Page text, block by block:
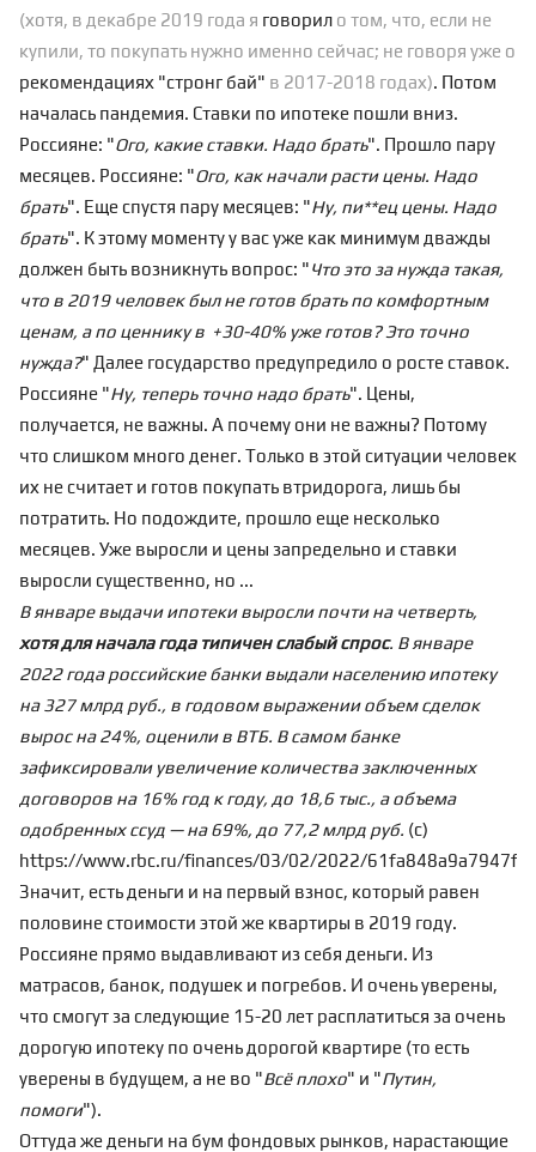
(хотя, в декабре 2019 года я говорил о том, что, если не
купили, то покупать нужно именно сейчас; не говоря уже о
рекомендациях "стронг бай" в 2017-2018 годах). Потом
началась пандемия. Ставки по ипотеке пошли вниз.
Россияне: "Ого, какие ставки. Надо брать". Прошло пару
месяцев. Россияне: "Ого, как начали расти цены. Надо
брать". Еще спустя пару месяцев: "Ну, пи**ец цены. Надо
брать". К этому моменту у вас уже как минимум дважды
должен быть возникнуть вопрос: "Что это за нужда такая,
что в 2019 человек был не готов брать по комфортным
ценам, а по ценнику в +30-40% уже готов? Это точно
нужда?" Далее государство предупредило о росте ставок.
Россияне "Ну, теперь точно надо брать". Цены,
получается, не важны. А почему они не важны? Потому
что слишком много денег. Только в этой ситуации человек
их не считает и готов покупать втридорога, лишь бы
потратить. Но подождите, прошло еще несколько
месяцев. Уже выросли и цены запредельно и ставки
выросли существенно, но ...
В январе выдачи ипотеки выросли почти на четверть,
хотя для начала года типичен слабый спрос. В январе
2022 года российские банки выдали населению ипотеку
на 327 млрд руб., в годовом выражении объем сделок
вырос на 24%, оценили в ВТБ. В самом банке
зафиксировали увеличение количества заключенных
договоров на 16% год к году, до 18,6 тыс., а объема
одобренных ссуд — на 69%, до 77,2 млрд руб. (с)
https://www.rbc.ru/finances/03/02/2022/
Значит, есть деньги и на первый взнос, который равен
половине стоимости этой же квартиры в 2019 году.
Россияне прямо выдавливают из себя деньги. Из
матрасов, банок, подушек и погребов. И очень уверены,
что смогут за следующие 15-20 лет расплатиться за очень
дорогую ипотеку по очень дорогой квартире (то есть
уверены в будущем, а не во "Всё плохо" и "Путин,
помоги").
Оттуда же деньги на бум фондовых рынков, нарастающие